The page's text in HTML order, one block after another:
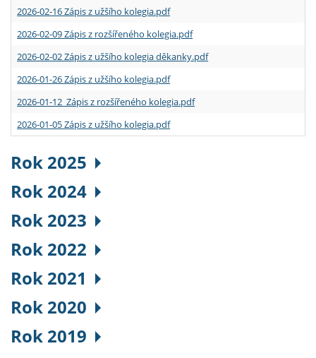
2026-02-16 Zápis z užšího kolegia.pdf
2026-02-09 Zápis z rozšířeného kolegia.pdf
2026-02-02 Zápis z užšího kolegia děkanky.pdf
2026-01-26 Zápis z užšího kolegia.pdf
2026-01-12 Zápis z rozšířeného kolegia.pdf
2026-01-05 Zápis z užšího kolegia.pdf
Rok 2025
Rok 2024
Rok 2023
Rok 2022
Rok 2021
Rok 2020
Rok 2019